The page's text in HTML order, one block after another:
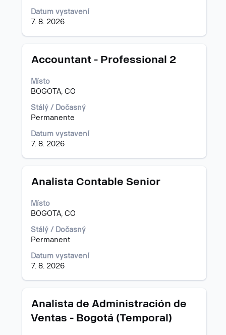
Použijte
Tab
k
detailů
Datum vystavení
7. 8. 2026
Titul
Accountant - Professional 2
Místo
BOGOTA, CO
Stálý / Dočasný
Permanente
Datum vystavení
7. 8. 2026
Vyberte
zobrazení
veškerých
informací
o
profesi.
Titul
Analista Contable Senior
Místo
BOGOTA, CO
Stálý / Dočasný
Permanent
Datum vystavení
7. 8. 2026
Vyberte
zobrazení
veškerých
informací
o
profesi.
Titul
Analista de Administración de
Ventas - Bogotá (Temporal)
Vyberte
zobrazení